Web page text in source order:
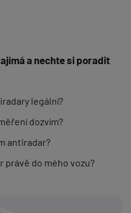
a nechte si poradit
legální?
dozvím?
antiradar?
právě do mého vozu?